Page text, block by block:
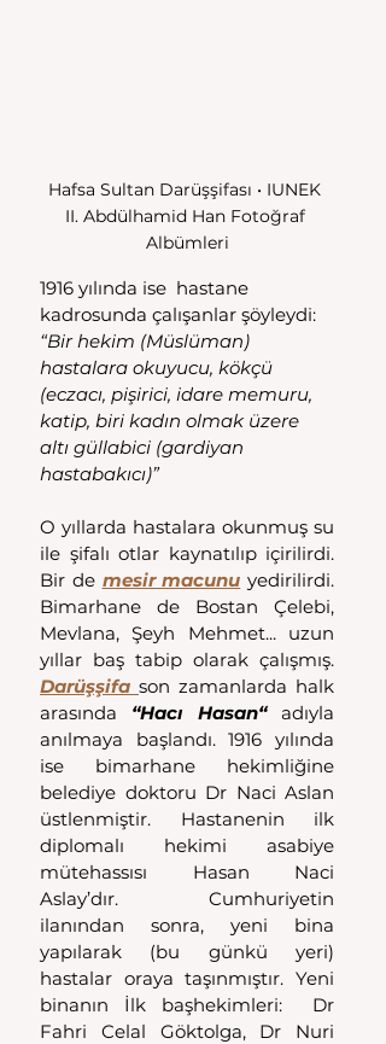
Hafsa Sultan Darüşşifası • IUNEK
II. Abdülhamid Han Fotoğraf
Albümleri
1916 yılında ise  hastane
kadrosunda çalışanlar şöyleydi:
“Bir hekim (Müslüman)
hastalara okuyucu, kökçü
(eczacı, pişirici, idare memuru,
katip, biri kadın olmak üzere
altı güllabici (gardiyan
hastabakıcı)”
O yıllarda hastalara okunmuş su
ile şifalı otlar kaynatılıp içirilirdi.
Bir de mesir macunu yedirilirdi.
Bimarhane de Bostan Çelebi,
Mevlana, Şeyh Mehmet... uzun
Darüşşifa son zamanlarda halk
arasında “Hacı Hasan“ adıyla
anılmaya başlandı. 1916 yılında
ise bimarhane hekimliğine
belediye doktoru Dr Naci Aslan
üstlenmiştir. Hastanenin ilk
diplomalı hekimi asabiye
mütehassısı Hasan Naci
Aslay’dır. Cumhuriyetin
ilanından sonra, yeni bina
yapılarak (bu günkü yeri)
hastalar oraya taşınmıştır. Yeni
binanın İlk başhekimleri:  Dr
Fahri Celal Göktolga, Dr Nuri